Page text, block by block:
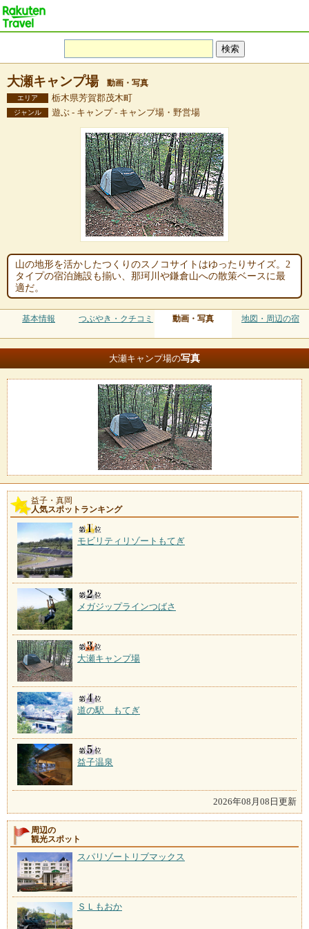
大瀬キャンプ場 動画・写真
エリア 栃木県芳賀郡茂木町
ジャンル 遊ぶ - キャンプ - キャンプ場・野営場
山の地形を活かしたつくりのスノコサイトはゆったりサイズ。2
タイプの宿泊施設も揃い、那珂川や鎌倉山への散策ベースに最
適だ。
基本情報 つぶやき・クチコミ 動画・写真 地図・周辺の宿
大瀬キャンプ場の写真
益子・真岡
人気スポットランキング
モビリティリゾートもてぎ
メガジップラインつばさ
大瀬キャンプ場
道の駅 もてぎ
益子温泉
2026年08月08日更新
周辺の
観光スポット
スパリゾートリブマックス
ＳＬもおか